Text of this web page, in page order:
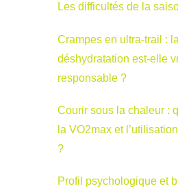
Les difficultés de la
Crampes en ultra-trail : la
déshydratation est-elle
responsable ?
Courir sous la chaleur :
la VO2max et
?
Profil psychologique et